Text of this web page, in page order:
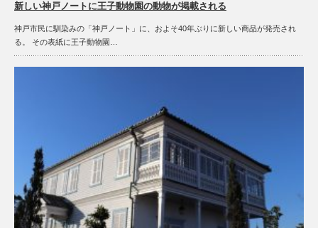
新しい神戸ノートに王子動物園の動物が掲載される
神戸市民に馴染みの「神戸ノート」に、およそ40年ぶりに新しい商品が発売され
る。 その表紙に王子動物園…